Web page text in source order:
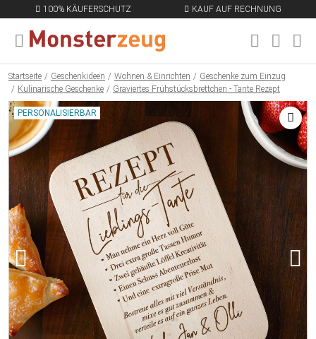
100% KÄUFERSCHUTZ KAUF AUF RECHNUNG
MENÜ SCHLIESSEN
Startseite Geschenkideen Wohnen & Einrichten
Geschenke zum Einzug
Kulinarische Geschenke
Graviertes Frühstücksbrettchen - Tante Rezept
PERSONALISIERBAR